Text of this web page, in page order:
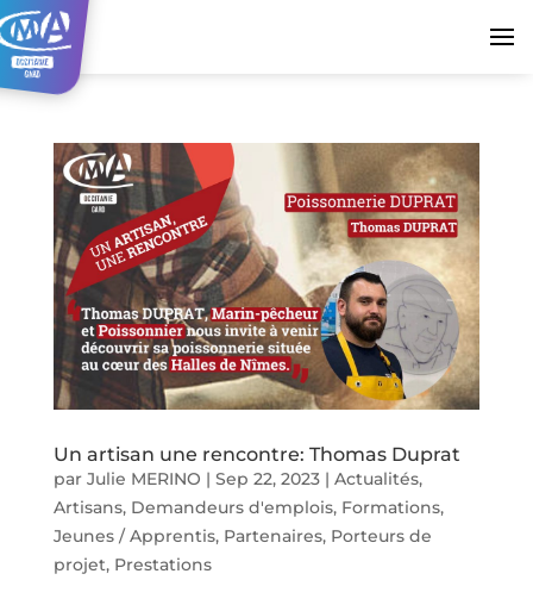
Un artisan une rencontre: Thomas Duprat
par Julie MERINO | Sep 22, 2023| Actualités,
Artisans, Demandeurs d'emplois, Formations,
Jeunes / Apprentis, Partenaires, Porteurs de
projet, Prestations